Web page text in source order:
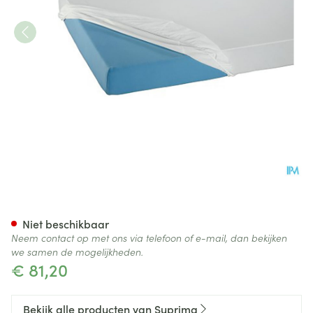
€ 81,20
Niet beschikbaar
Neem contact op met ons via telefoon of e-mail, dan bekijken
we samen de mogelijkheden.
Bekijk alle producten van Suprima